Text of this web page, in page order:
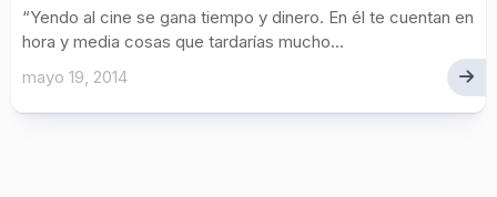
“Yendo al cine se gana tiempo y dinero. En él te cuentan en
hora y media cosas que tardarías mucho...
mayo 19, 2014